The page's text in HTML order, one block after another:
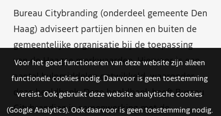
Bureau Citybranding (onderdeel gemeente Den
Haag) adviseert partijen binnen en buiten de
gemeentelijke organisatie bij de toepassing
van de Haagse merkwaarden. Hiervoor is een
aantal hulpmiddelen ontwikkeld, waaronder
deze beeldbank. Deze beeldbank heeft Bureau
Citybranding in samenwerking met de
Voor het goed functioneren van deze website zijn alleen
functionele cookies nodig. Daarvoor is geen toestemming
vereist. Ook gebruikt deze website analytische cookies
(Google Analytics). Ook daarvoor is geen toestemming nodig.